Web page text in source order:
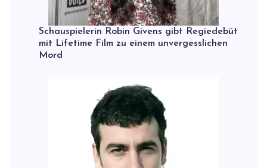
Schauspielerin Robin Givens gibt Regiedebüt
mit Lifetime Film zu einem unvergesslichen
Mord